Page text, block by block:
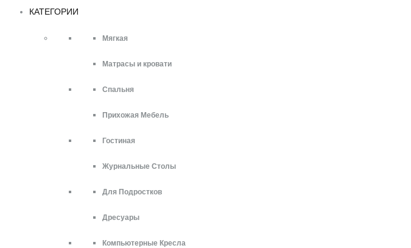
КАТЕГОРИИ
Мягкая
Матрасы и кровати
Спальня
Прихожая Мебель
Гостиная
Журнальные Столы
Для Подростков
Дресуары
Компьютерные Кресла